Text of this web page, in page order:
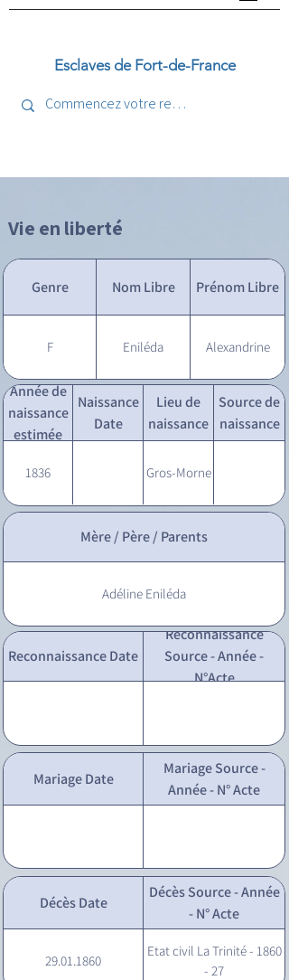
Esclaves de Fort-de-France
Vie en liberté
Genre Nom Libre Prénom Libre
F Eniléda Alexandrine
Année de
naissance
estimée
Naissance
Date
Lieu de
naissance
Source de
naissance
1836 Gros-Morne
Mère / Père / Parents
Adéline Eniléda
Reconnaissance Date
Reconnaissance
Source - Année -
N°Acte
Mariage Date
Mariage Source -
Année - N° Acte
Décès Date
Décès Source - Année
- N° Acte
29.01.1860
Etat civil La Trinité - 1860
- 27